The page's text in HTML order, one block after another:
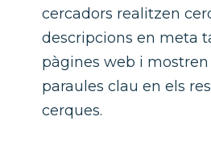
cercadors realitzen
descripcions en meta
pàgines web i
paraules clau en els
cerques.